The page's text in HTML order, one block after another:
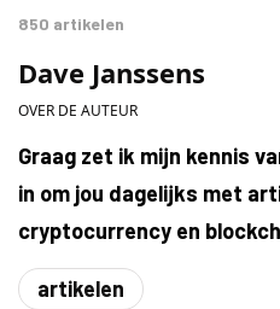
850 artikelen
Dave Janssens
OVER DE AUTEUR
Graag zet ik mijn kennis
in om jou dagelijks met
cryptocurrency en
artikelen